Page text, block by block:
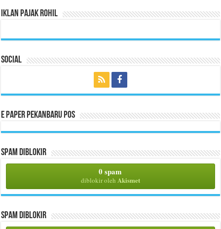
Iklan Pajak Rohil
Social
E Paper Pekanbaru Pos
Spam Diblokir
0 spam
diblokir oleh Akismet
Spam Diblokir